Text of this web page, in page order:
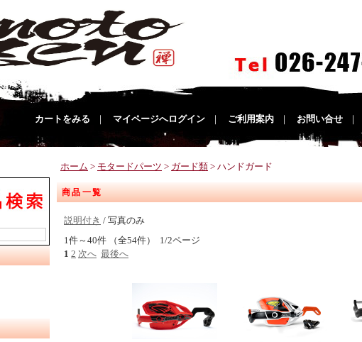
カートをみる マイページへログイン ご利用案内 お問い合せ
ホーム > モタードパーツ > ガード類 > ハンドガード
商品一覧
説明付き / 写真のみ
1件～40件 （全54件） 1/2ページ
1 2 次へ 最後へ